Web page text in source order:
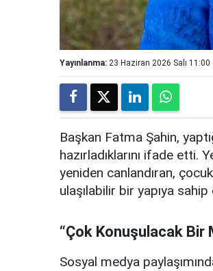
Yayınlanma: 23 Haziran 2026 Salı 11:00
Başkan Fatma Şahin,
hazırladıklarını ifade etti.
yeniden canlandıran,
ulaşılabilir bir yapıya sahip
“Çok Konuşulacak Bir
Sosyal medya